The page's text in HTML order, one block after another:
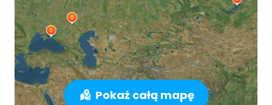
Pokaż całą mapę